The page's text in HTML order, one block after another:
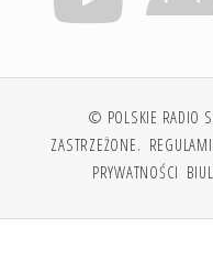
© POLSKIE RADIO
ZASTRZEŻONE.
PRYWATNOŚCI